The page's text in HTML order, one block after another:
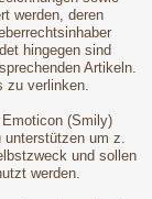
werden, deren
hingegen sind
Artikeln.
zu verlinken.
(Smily)
um z.
und sollen
werden.